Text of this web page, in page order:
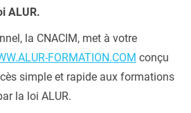
ALUR.
la CNACIM, met à votre
FORMATION.COM conçu
simple et rapide aux formations
la loi ALUR.